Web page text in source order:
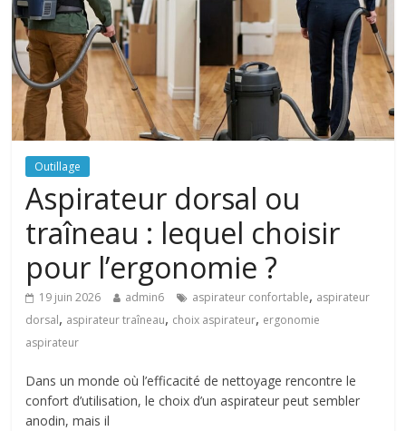
Outillage
Aspirateur dorsal ou
traîneau : lequel choisir
pour l’ergonomie ?
19 juin 2026 admin6 aspirateur confortable, aspirateur
dorsal, aspirateur traîneau, choix aspirateur, ergonomie
aspirateur
Dans un monde où l’efficacité de nettoyage rencontre le
confort d’utilisation, le choix d’un aspirateur peut sembler
anodin, mais il